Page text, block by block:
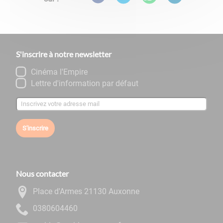
S'inscrire à notre newsletter
Cinéma l'Empire
Lettre d'information par défaut
S'inscrire
Nous contacter
Place d'Armes 21130 Auxonne
0644060830